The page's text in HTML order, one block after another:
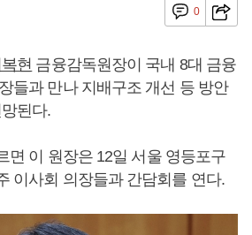
0
현 금융감독원장이 국내 8대 금융
들과 만나 지배구조 개선 등 방안
된다.
면 이 원장은 12일 서울 영등포구
이사회 의장들과 간담회를 연다.